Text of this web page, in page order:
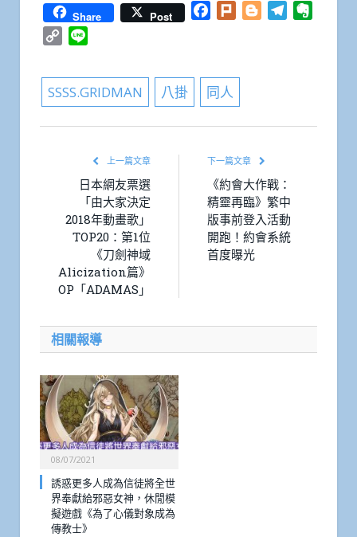
Share Post Facebook
Plurk BloggerTelegram
Copy
SSSS.GRIDMAN 八掛 同人
上一篇文章
日本網友票選
「由大家決定
2018年動畫歌」
TOP20：第1位
《刀劍神域
Alicization篇》
OP「ADAMAS」
下一篇文章
《約會大作戰：
精靈再臨》繁中
版事前登入活動
開跑！約會系統
首度曝光
相關報導
08/07/2021
誘惑更多人成為信徒將全世
界奉獻給邪惡女神，休閒模
擬遊戲《為了心儀對象成為
傳教士》